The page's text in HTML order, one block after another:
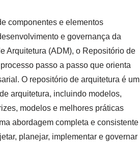
componentes e elementos
e governança da
Arquitetura (ADM), o Repositório de
passo a passo que orienta
O repositório de arquitetura é um
arquitetura, incluindo modelos,
modelos e melhores práticas
abordagem completa e consistente
planejar, implementar e governar